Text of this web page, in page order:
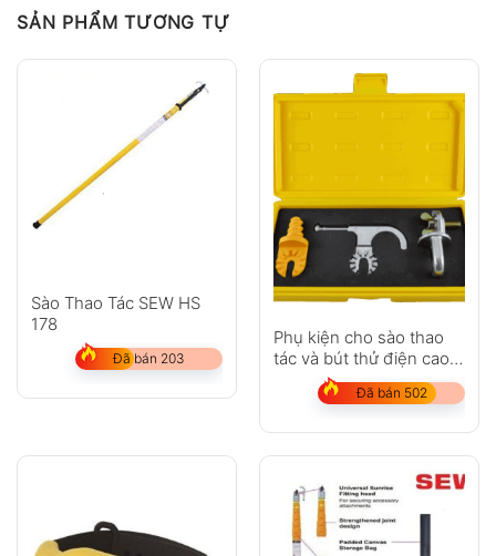
SẢN PHẨM TƯƠNG TỰ
Sào Thao Tác SEW HS
178
Đã bán 203
Phụ kiện cho sào thao
tác và bút thử điện cao
áp SEW 1026 AH
Đã bán 502